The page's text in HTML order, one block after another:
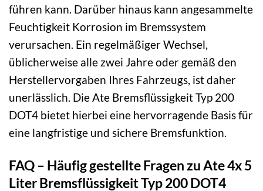
führen kann. Darüber hinaus kann angesammelte
Feuchtigkeit Korrosion im Bremssystem
verursachen. Ein regelmäßiger Wechsel,
üblicherweise alle zwei Jahre oder gemäß den
Herstellervorgaben Ihres Fahrzeugs, ist daher
unerlässlich. Die Ate Bremsflüssigkeit Typ 200
DOT4 bietet hierbei eine hervorragende Basis für
eine langfristige und sichere Bremsfunktion.
FAQ – Häufig gestellte Fragen zu Ate 4x 5
Liter Bremsflüssigkeit Typ 200 DOT4